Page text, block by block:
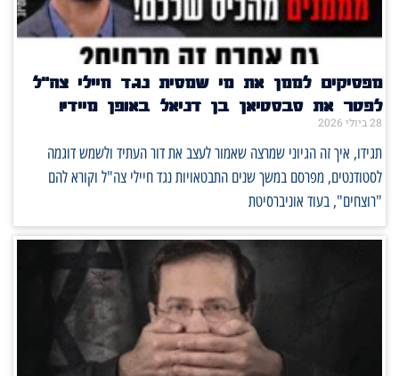
מפסיקים לממן את מי שמסית נגד חיילי צה"ל
לפטר את סבסטיאן בן דניאל באופן מיידי!
28 ביולי 2026
תגידו, איך זה הגיוני שמרצה שאמור לעצב את דור העתיד ולשמש דוגמה
לסטודנטים, מפרסם במשך שנים התבטאויות נגד חיילי צה"ל וקורא להם
"רוצחים", בעוד אוניברסיטת